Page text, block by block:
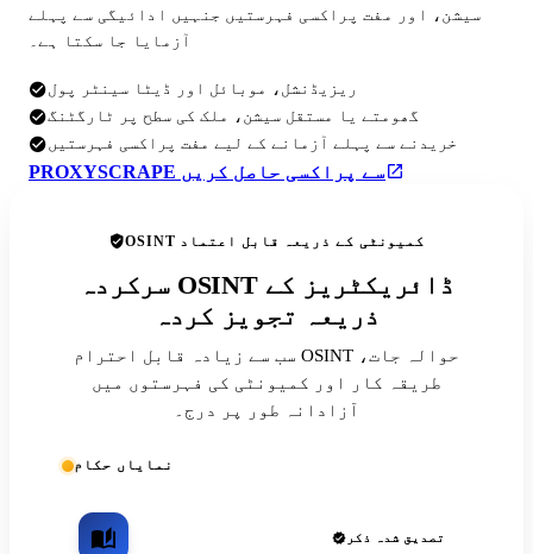
سیشن، اور مفت پراکسی فہرستیں جنہیں ادائیگی سے پہلے
آزمایا جا سکتا ہے۔
ریزیڈنشل، موبائل اور ڈیٹا سینٹر پول
گھومتے یا مستقل سیشن، ملک کی سطح پر ٹارگٹنگ
خریدنے سے پہلے آزمانے کے لیے مفت پراکسی فہرستیں
PROXYSCRAPE سے پراکسی حاصل کریں
OSINT کمیونٹی کے ذریعہ قابل اعتماد
سرکردہ OSINT ڈائریکٹریز کے
ذریعہ تجویز کردہ
سب سے زیادہ قابل احترام OSINT حوالہ جات،
طریقہ کار اور کمیونٹی کی فہرستوں میں
آزادانہ طور پر درج۔
نمایاں حکام
تصدیق شدہ ذکر